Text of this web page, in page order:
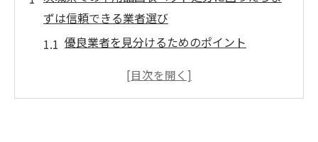
ずは信頼できる業者選び
優良業者を見分けるためのポイント
口コミを活用した業者の信頼性チェック